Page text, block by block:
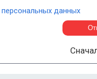
персональных данных